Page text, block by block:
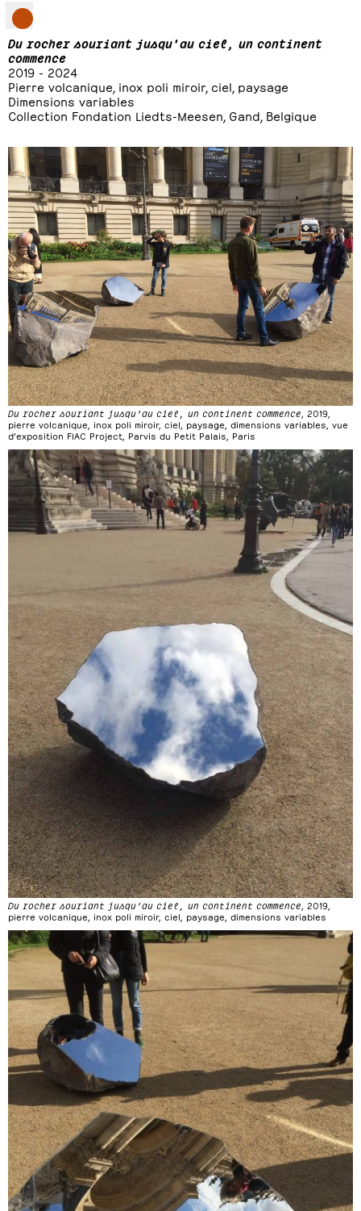
Du rocher souriant jusqu'au ciel, un continent
commence
2019 - 2024
Pierre volcanique, inox poli miroir, ciel, paysage
Dimensions variables
Collection Fondation Liedts-Meesen, Gand, Belgique
Du rocher souriant jusqu’au ciel, un continent commence, 2019,
pierre volcanique, inox poli miroir, ciel, paysage, dimensions variables, vue
d’exposition FIAC Project, Parvis du Petit Palais, Paris
Du rocher souriant jusqu’au ciel, un continent commence , 2019,
pierre volcanique, inox poli miroir, ciel, paysage, dimensions variables